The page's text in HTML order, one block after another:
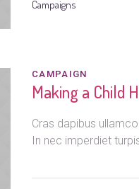
Campaigns
CAMPAIGN
Making a Child
Cras dapibus
In nec imperdiet